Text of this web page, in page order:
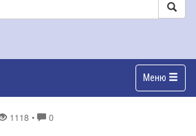
Меню
1118 • 0